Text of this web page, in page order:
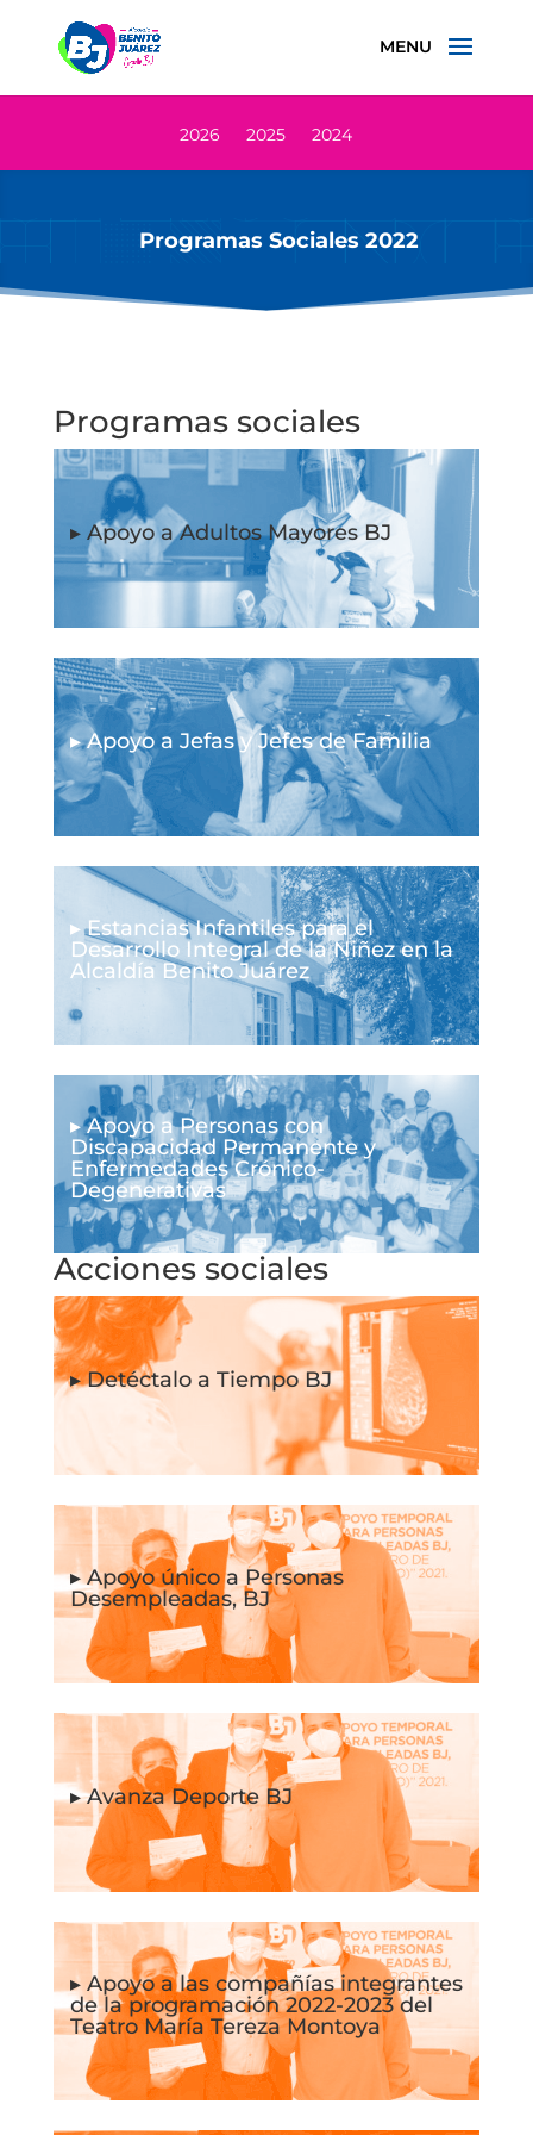
2026 2025 2024
Programas Sociales 2022
Programas sociales
▸ Apoyo a Adultos Mayores BJ
▸ Apoyo a Jefas y Jefes de Familia
▸ Estancias Infantiles para el
Desarrollo Integral de la Niñez en la
Alcaldía Benito Juárez
▸ Apoyo a Personas con
Discapacidad Permanente y
Enfermedades Crónico-
Degenerativas
Acciones sociales
▸ Detéctalo a Tiempo BJ
▸ Apoyo único a Personas
Desempleadas, BJ
▸ Avanza Deporte BJ
▸ Apoyo a las compañías integrantes
de la programación 2022-2023 del
Teatro María Tereza Montoya